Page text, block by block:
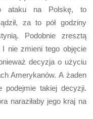
ataku na Polskę, to
za to pół godziny
Podobnie zresztą
I nie zmieni tego objęcie
decyzja o użyciu
Amerykanów. A żaden
podejmie takiej decyzji.
naraziłaby jego kraj na